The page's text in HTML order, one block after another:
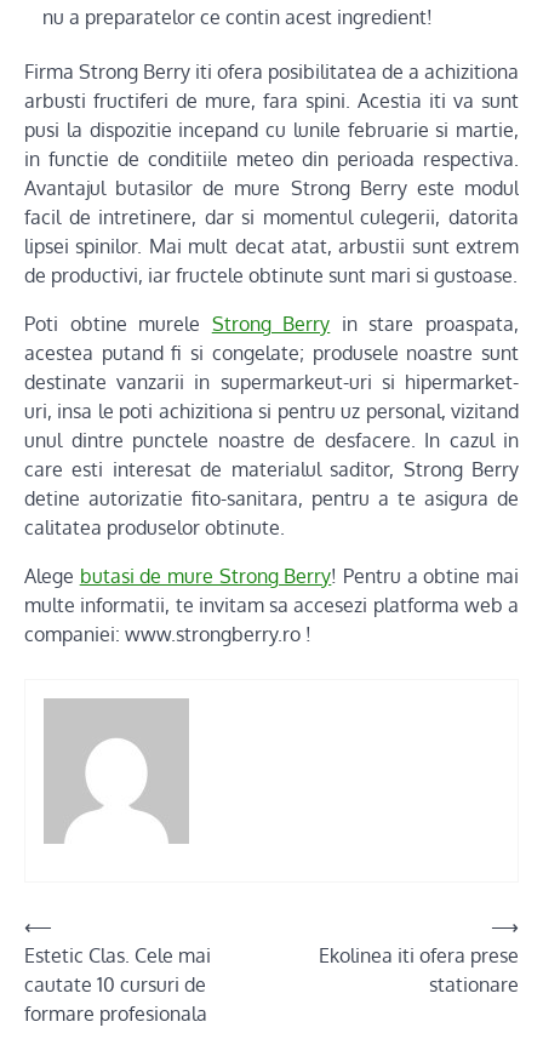
nu a preparatelor ce contin acest ingredient!
Firma Strong Berry iti ofera posibilitatea de a achizitiona
arbusti fructiferi de mure, fara spini. Acestia iti va sunt
pusi la dispozitie incepand cu lunile februarie si martie,
in functie de conditiile meteo din perioada respectiva.
Avantajul butasilor de mure Strong Berry este modul
facil de intretinere, dar si momentul culegerii, datorita
lipsei spinilor. Mai mult decat atat, arbustii sunt extrem
de productivi, iar fructele obtinute sunt mari si gustoase.
Poti obtine murele Strong Berry in stare proaspata,
acestea putand fi si congelate; produsele noastre sunt
destinate vanzarii in supermarkeut-uri si hipermarket-
uri, insa le poti achizitiona si pentru uz personal, vizitand
unul dintre punctele noastre de desfacere. In cazul in
care esti interesat de materialul saditor, Strong Berry
detine autorizatie fito-sanitara, pentru a te asigura de
calitatea produselor obtinute.
Alege butasi de mure Strong Berry! Pentru a obtine mai
multe informatii, te invitam sa accesezi platforma web a
companiei: www.strongberry.ro !
Post
navigation
⟵
Estetic Clas. Cele mai
cautate 10 cursuri de
formare profesionala
Ekolinea iti ofera prese
stationare
⟶